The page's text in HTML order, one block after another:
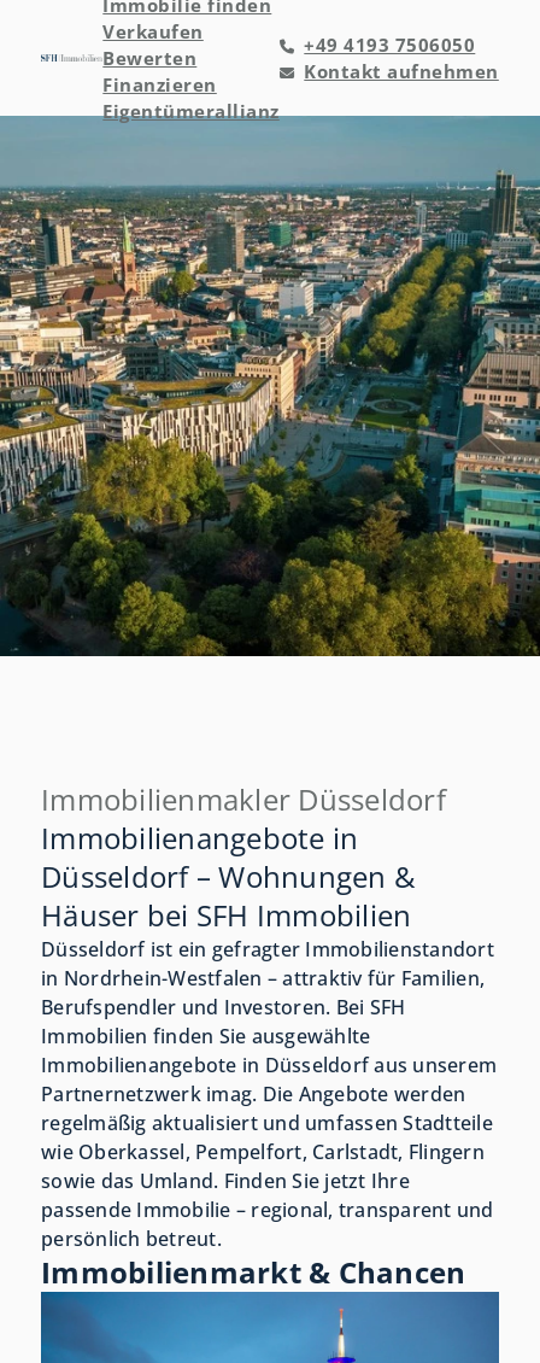
Immobilie finden
Verkaufen
Bewerten
Finanzieren
Eigentümerallianz
+49 4193 7506050
Kontakt aufnehmen
Immobilienmakler Düsseldorf
Immobilienangebote in
Düsseldorf – Wohnungen &
Häuser bei SFH Immobilien
Düsseldorf ist ein gefragter Immobilienstandort
in Nordrhein-Westfalen – attraktiv für Familien,
Berufspendler und Investoren. Bei SFH
Immobilien finden Sie ausgewählte
Immobilienangebote in Düsseldorf aus unserem
Partnernetzwerk imag. Die Angebote werden
regelmäßig aktualisiert und umfassen Stadtteile
wie Oberkassel, Pempelfort, Carlstadt, Flingern
sowie das Umland. Finden Sie jetzt Ihre
passende Immobilie – regional, transparent und
persönlich betreut.
Immobilienmarkt & Chancen